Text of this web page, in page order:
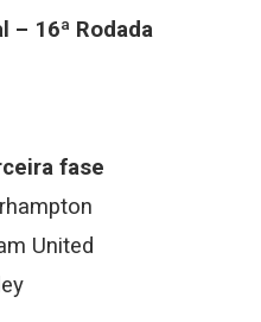
– 16ª Rodada
fase
United